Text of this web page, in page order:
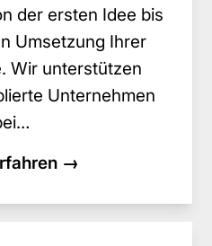
der ersten Idee bis
Umsetzung Ihrer
Wir unterstützen
Unternehmen
→